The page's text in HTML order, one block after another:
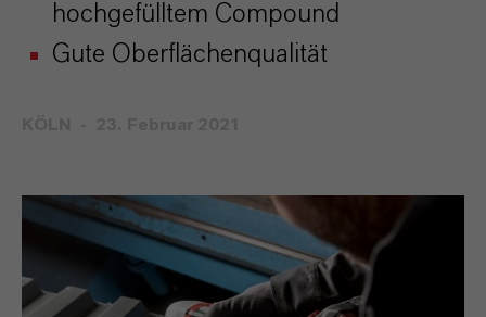
hochgefülltem Compound
Gute Oberflächenqualität